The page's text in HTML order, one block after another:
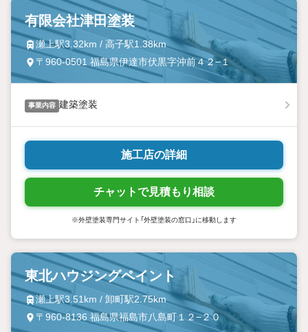
有限会社津田塗装
瀬上駅3.32km / 高子駅1.38km
〒960-0501 福島県伊達市伏黒字沖前４２−１
事業内容 建築塗装
施工店の詳細
チャットで見積もり相談
※外壁塗装専門サイト「外壁塗装の窓口」に移動します
東北ハウジングペイント
瀬上駅3.51km / 卸町駅2.75km
〒960-8136 福島県福島市八島町１２−２０